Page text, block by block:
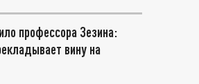
профессора Зезина:
вину на